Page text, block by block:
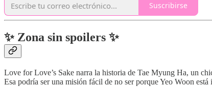
Suscribirse
✨ Zona sin spoilers ✨
Love for Love’s Sake narra la historia de Tae Myung Ha, un
Esa podría ser una misión fácil de no ser porque Yeo Woon